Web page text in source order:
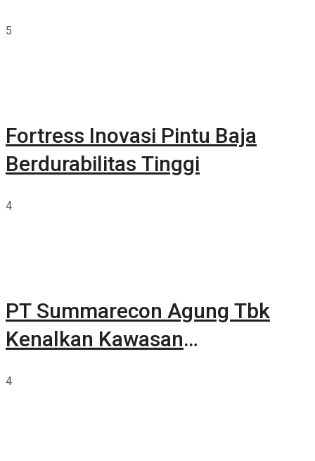
5
Fortress Inovasi Pintu Baja
Berdurabilitas Tinggi
4
PT Summarecon Agung Tbk
Kenalkan Kawasan
4